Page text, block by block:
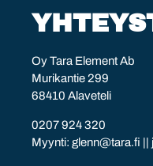
Oy Tara Element Ab
Murikantie 299
68410 Alaveteli
0207 924 320
Myynti: glenn@tara.fi ||